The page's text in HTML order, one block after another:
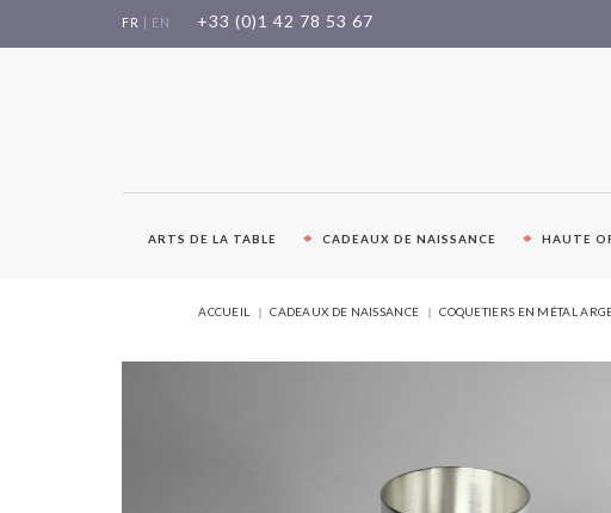
FR EN +33 (0)1 42 78 53 67
ARTS DE LA TABLE CADEAUX DE NAISSANCE HAUTE
ACCUEIL CADEAUX DE NAISSANCE COQUETIERS EN MÉTAL